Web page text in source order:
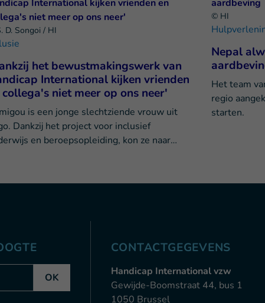
D. Songoi / HI
het bewustmakingswerk van
International kijken vrienden
collega's niet meer op ons neer'
is een jonge slechtziende vrouw uit
Dankzij het project voor inclusief
en beroepsopleiding, kon ze naar…
© HI
Nepal
Het team
regio
starten.
OK
CONTACTGEGEVENS
Handicap International vzw
Gewijde-Boomstraat 44, bus 1
1050 Brussel